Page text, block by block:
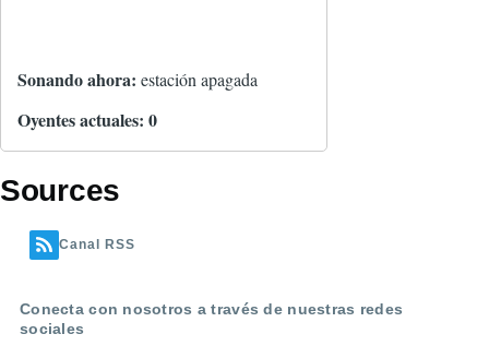
Sonando ahora: estación apagada
Oyentes actuales: 0
Sources
Canal RSS
Conecta con nosotros a través de nuestras redes
sociales